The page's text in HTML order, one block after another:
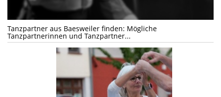
Tanzpartner aus Baesweiler finden: Mögliche
Tanzpartnerinnen und Tanzpartner...